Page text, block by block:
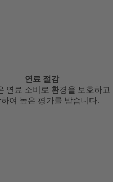
연료 절감
연료 소비로 환경을 보호하
여 높은 평가를 받습니다.